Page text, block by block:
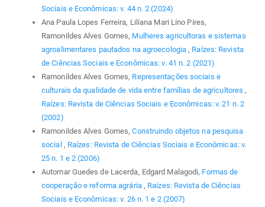
Sociais e Econômicas: v. 44 n. 2 (2024)
Ana Paula Lopes Ferreira, Liliana Mari Lino Pires,
Ramonildes Alves Gomes, Mulheres agricultoras e sistemas
agroalimentares pautados na agroecologia , Raízes: Revista
de Ciências Sociais e Econômicas: v. 41 n. 2 (2021)
Ramonildes Alves Gomes, Representações sociais e
culturais da qualidade de vida entre famílias de agricultores ,
Raízes: Revista de Ciências Sociais e Econômicas: v. 21 n. 2
(2002)
Ramonildes Alves Gomes,Construindo objetos na pesquisa
social , Raízes: Revista de Ciências Sociais e Econômicas: v.
25 n. 1 e 2 (2006)
Automar Guedes de Lacerda, Edgard Malagodi, Formas de
cooperação e reforma agrária , Raízes: Revista de Ciências
Sociais e Econômicas: v. 26 n. 1 e 2 (2007)